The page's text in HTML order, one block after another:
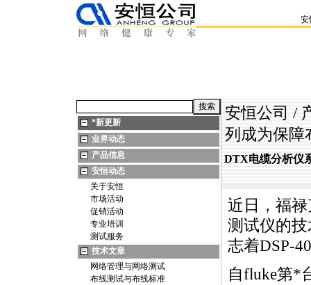
安
*新更新
业界动态
产品信息
安恒动态
关于安恒
市场活动
促销活动
专业培训
测试服务
技术文章
网络管理与网络测试
布线测试与布线标准
安恒公司 /
列成为保障
DTX电缆分析仪
近日，福
测试仪的
志着DSP-
自fluke第*